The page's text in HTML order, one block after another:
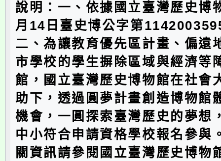
說明：一、依據國立臺灣歷史博
月14日臺史博公字第
二、為讓教育優先區計畫、偏遠
市學校的學生摒除區域與經濟等
館，國立臺灣歷史博物館在社會
助下，透過圓夢計畫創造博物館
機會，一圓探索臺灣歷史的夢想
中小符合申請資格學校報名參與
關資訊請參閱國立臺灣歷史博物